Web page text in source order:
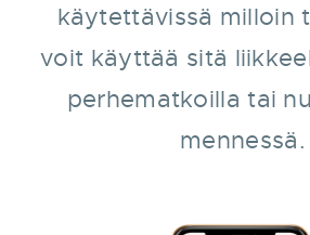
käytettävissä milloin
voit käyttää sitä
perhematkoilla tai
mennessä.